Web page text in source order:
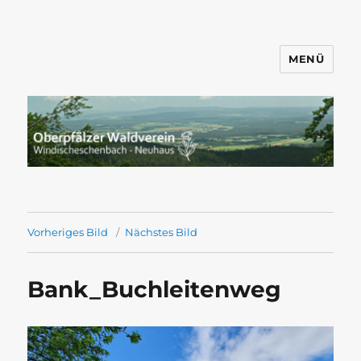
Windischeschenbach-Neuhaus
MENÜ
Vorheriges Bild Nächstes Bild
Bank_Buchleitenweg